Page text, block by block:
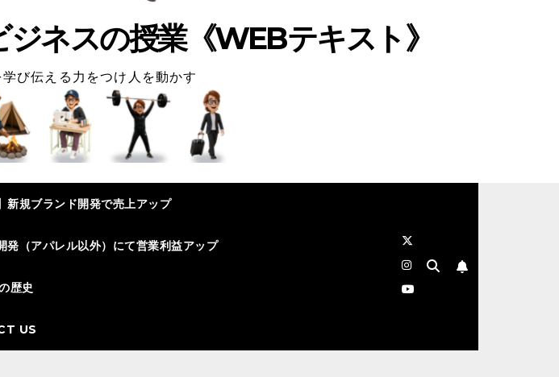
ネスの授業《WEBテキスト》
び伝える力をつけ人を動かす
新規ブランド開発で売上アップ
発（アパレル以外）にて営業利益アップ
歴史
US